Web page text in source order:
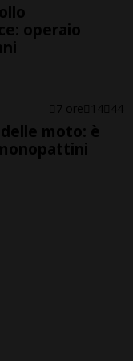
operaio
7 ore 14 44
moto: è